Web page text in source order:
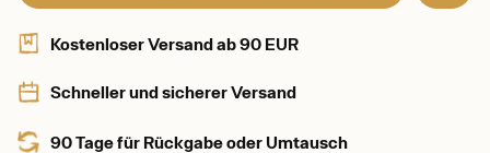
Kostenloser Versand ab 90 EUR
Schneller und sicherer Versand
90 Tage für Rückgabe oder Umtausch